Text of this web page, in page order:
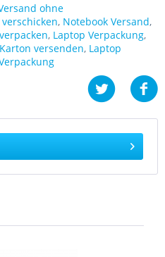
ohne
, Notebook Versand,
, Laptop Verpackung,
versenden, Laptop